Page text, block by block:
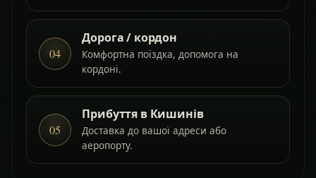
04
Дорога / кордон
Комфортна поїздка, допомога на
кордоні.
05
Прибуття в Кишинів
Доставка до вашої адреси або
аеропорту.